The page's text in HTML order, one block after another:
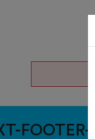
FOOTER-1]